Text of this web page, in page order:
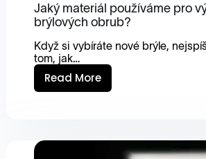
Jaký materiál používáme pro
brýlových obrub?
Když si vybíráte nové brýle,
tom, jak…
Read More